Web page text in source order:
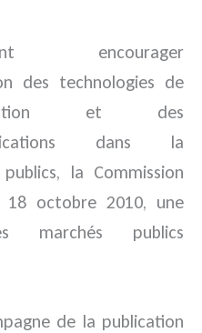
encourager
des technologies de
et des
dans la
la Commission
18 octobre 2010, une
marchés publics
de la publication